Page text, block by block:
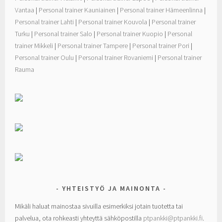
Vantaa | Personal trainer Kauniainen | Personal trainer Hämeenlinna |
Personal trainer Lahti | Personal trainer Kouvola | Personal trainer
Turku | Personal trainer Salo | Personal trainer Kuopio | Personal
trainer Mikkeli | Personal trainer Tampere | Personal trainer Pori |
Personal trainer Oulu | Personal trainer Rovaniemi | Personal trainer
Rauma
YHTEISTYÖ JA MAINONTA
Mikäli haluat mainostaa sivuilla esimerkiksi jotain tuotetta tai
palvelua, ota rohkeasti yhteyttä sähköpostilla ptpankki@ptpankki.fi.